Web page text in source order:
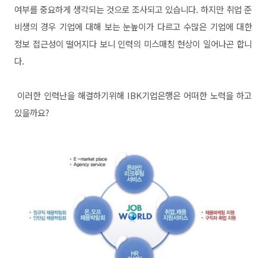
여부를 중요하게 생각되는 것으로 조사되고 있습니다. 하지만 취업 준
비생의 경우 기업에 대해 보는 눈높이가 다르고 수많은 기업에 대한
정보 접근성이 떨어지다 보니 인력의 미스매칭 현상이 일어나곤 합니
다.
이러한 인력난을 해결하기위해 IBK기업은행은 어떠한 노력을 하고
있을까요?